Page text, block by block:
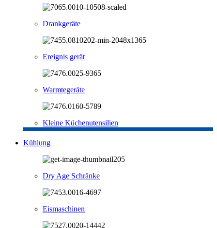
Drankgeräte
Ereignis gerät
Warmtegeräte
Kleine Küchenutensilien
Kühlung
Dry Age Schränke
Eismaschinen